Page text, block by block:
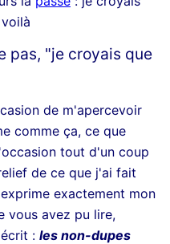
pas, "je croyais que
de m'apercevoir
comme ça, ce que
tout d'un coup
de ce que j'ai fait
exactement mon
vous avez pu lire,
: les non-dupes